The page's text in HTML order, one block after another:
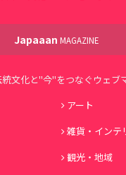
Japaaan MAGAZINE
統文化と"今"をつなぐウェブ
アート
雑貨・インテ
観光・地域